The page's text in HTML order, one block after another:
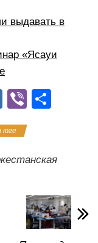
выдавать в
«Ясауи
M
.R
u
Vi
а
и
ть
юге